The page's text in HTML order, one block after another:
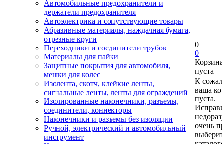
Автомобильные предохранители и
держатели предохранителя
Автоэлектрика и сопутствующие товары
Абразивные материалы, наждачная бумага,
отрезные круги
Переходники и соединители трубок
Материалы для пайки
Защитные покрытия для автомобиля,
мешки для колес
Изолента, скотч, клейкие ленты,
сигнальные ленты, ленты для ограждений
Изолированные наконечники, разъемы,
соединители, коннекторы
Наконечники и разъемы без изоляции
Ручной, электрический и автомобильный
инструмент
0
0
пуста
К
ваша
пуста.
очень